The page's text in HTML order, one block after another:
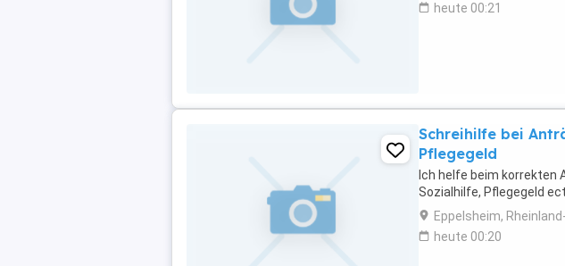
heute 00:21
Schreihilfe bei
Pflegegeld
Ich helfe beim korrekten
Sozialhilfe, Pflegegeld ect.
Eppelsheim,
heute 00:20